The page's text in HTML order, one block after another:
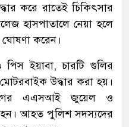
করে রাতেই চিকিৎসার
হাসপাতালে নেয়া হলে
করেন।
ইয়াবা, চারটি গুলির
উদ্ধার করা হয়।
এএসআই জুয়েল ও
আহত পুলিশ সদস্যদের